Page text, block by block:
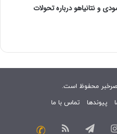
و نتانیاهو درباره تحولات
محفوظ است.
پیوندها تماس با ما
اینستاگرامتلگرام خوراک